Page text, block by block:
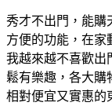
秀才不出門，能購
方便的功能，在家
我越來越不喜歡出
鬆有樂趣，各大購
相對便宜又實惠的